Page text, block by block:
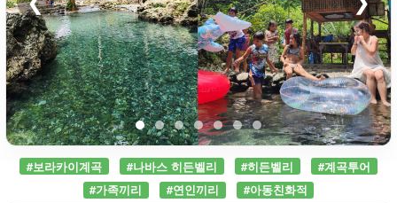
#보라카이계곡 #나바스 히든벨리 #히든벨리
#계곡투어
#가족끼리
#연인끼리 #아동친화적